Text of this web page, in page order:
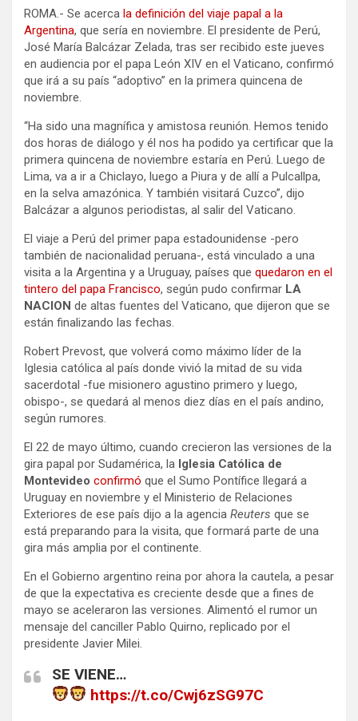
ROMA.- Se acerca la definición del viaje papal a la
Argentina, que sería en noviembre. El presidente de Perú,
José María Balcázar Zelada, tras ser recibido este jueves
en audiencia por el papa León XIV en el Vaticano, confirmó
que irá a su país “adoptivo” en la primera quincena de
noviembre.
“Ha sido una magnífica y amistosa reunión. Hemos tenido
dos horas de diálogo y él nos ha podido ya certificar que la
primera quincena de noviembre estaría en Perú. Luego de
Lima, va a ir a Chiclayo, luego a Piura y de allí a Pulcallpa,
en la selva amazónica. Y también visitará Cuzco”, dijo
Balcázar a algunos periodistas, al salir del Vaticano.
El viaje a Perú del primer papa estadounidense -pero
también de nacionalidad peruana-, está vinculado a una
visita a la Argentina y a Uruguay, países que quedaron en el
tintero del papa Francisco, según pudo confirmar LA
NACION de altas fuentes del Vaticano, que dijeron que se
están finalizando las fechas.
Robert Prevost, que volverá como máximo líder de la
Iglesia católica al país donde vivió la mitad de su vida
sacerdotal -fue misionero agustino primero y luego,
obispo-, se quedará al menos diez días en el país andino,
según rumores.
El 22 de mayo último, cuando crecieron las versiones de la
gira papal por Sudamérica, la Iglesia Católica de
Montevideo confirmó que el Sumo Pontífice llegará a
Uruguay en noviembre y el Ministerio de Relaciones
Exteriores de ese país dijo a la agencia Reuters que se
está preparando para la visita, que formará parte de una
gira más amplia por el continente.
En el Gobierno argentino reina por ahora la cautela, a pesar
de que la expectativa es creciente desde que a fines de
mayo se aceleraron las versiones. Alimentó el rumor un
mensaje del canciller Pablo Quirno, replicado por el
presidente Javier Milei.
SE VIENE…
https://t.co/Cwj6zSG97C